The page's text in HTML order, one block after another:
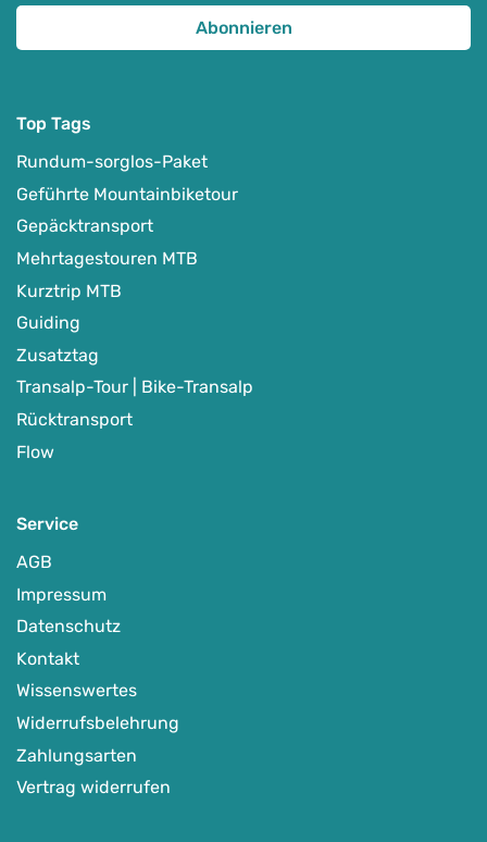
Ausgewählte MTB-Regionen
Top Tags
Rundum-sorglos-Paket
Geführte Mountainbiketour
Gepäcktransport
Mehrtagestouren MTB
Kurztrip MTB
Guiding
Zusatztag
Transalp-Tour | Bike-Transalp
Rücktransport
Flow
Service
AGB
Impressum
Datenschutz
Kontakt
Wissenswertes
Widerrufsbelehrung
Zahlungsarten
Vertrag widerrufen